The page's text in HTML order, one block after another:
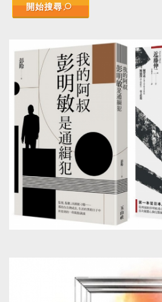
開始搜尋